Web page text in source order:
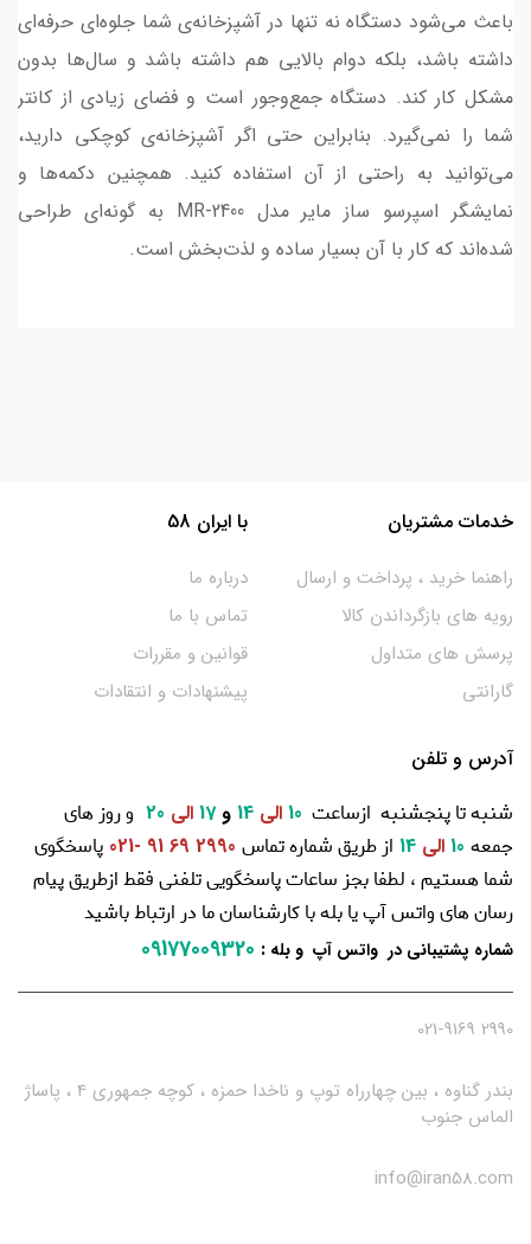
باعث می‌شود دستگاه نه تنها در آشپزخانه‌ی شما جلوه‌ای حرفه‌ای
داشته باشد، بلکه دوام بالایی هم داشته باشد و سال‌ها بدون
مشکل کار کند. دستگاه جمع‌وجور است و فضای زیادی از کانتر
شما را نمی‌گیرد. بنابراین حتی اگر آشپزخانه‌ی کوچکی دارید،
می‌توانید به راحتی از آن استفاده کنید. همچنین دکمه‌ها و
نمایشگر اسپرسو ساز مایر مدل MR-2400 به گونه‌ای طراحی
شده‌اند که کار با آن بسیار ساده و لذت‌بخش است.
خدمات مشتریان
راهنما خرید ، پرداخت و ارسال
رویه های بازگرداندن کالا
پرسش های متداول
گارانتی
با ایران 58
درباره ما
تماس با ما
قوانین و مقررات
پیشنهادات و انتقادات
آدرس و تلفن
شنبه تا پنجشنبه ازساعت 10 الی و17 الی
و روز های
جمعه
الی از طریق شماره تماس 2990 69 91 -021
پاسخگوی
شما هستیم ، لطفا بجز ساعات پاسخگویی تلفنی فقط ازطریق پیام
رسان های واتس آپ یا بله با کارشناسان ما در ارتباط باشید
شماره پشتیبانی در واتس آپ و بله :
09177009320
2990 021-9169
بندر گناوه ، بین چهارراه توپ و ناخدا حمزه ، کوچه جمهوری 4 ، پاساژ
الماس جنوب
info@iran58.com